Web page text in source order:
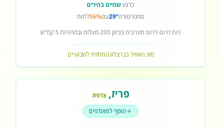
כרגעשמיים בהירים
טמפרטורה29°עם56%לחות
רוח דרום-דרום מערביתבכיוון 205מעלות ובמהירות 5 קמ"ש
מזג האוויר בברצלונהתחזית לשבועיים
פריז,צרפת
הוסף למועדפים